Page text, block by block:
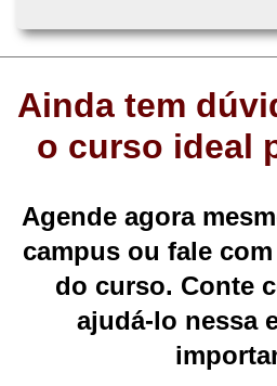
Ainda tem
o curso ideal
Agende agora
campus ou fale
do curso. Conte
ajudá-lo nessa